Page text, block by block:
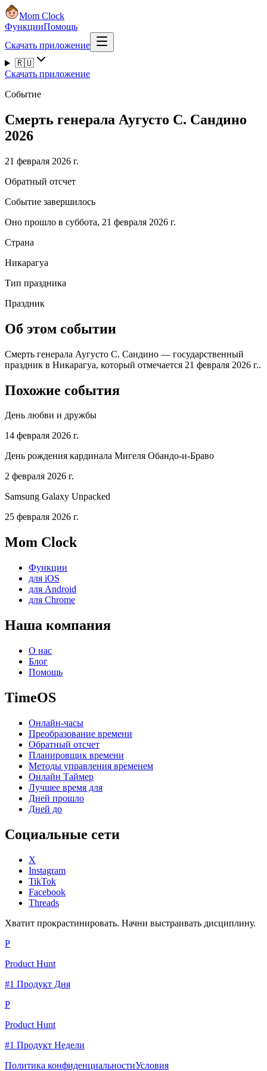
Mom Clock
ФункцииПомощь
Скачать приложение
🇷🇺
Скачать приложение
Событие
Смерть генерала Аугусто С. Сандино
2026
21 февраля 2026 г.
Обратный отсчет
Событие завершилось
Оно прошло в суббота, 21 февраля 2026 г.
Страна
Никарагуа
Тип праздника
Праздник
Об этом событии
Смерть генерала Аугусто С. Сандино — государственный
праздник в Никарагуа, который отмечается 21 февраля 2026 г..
Похожие события
День любви и дружбы
14 февраля 2026 г.
День рождения кардинала Мигеля Обандо-и-Браво
2 февраля 2026 г.
Samsung Galaxy Unpacked
25 февраля 2026 г.
Mom Clock
Функции
для iOS
для Android
для Chrome
Наша компания
О нас
Блог
Помощь
TimeOS
Онлайн-часы
Преобразование времени
Обратный отсчет
Планировщик времени
Методы управления временем
Онлайн Таймер
Лучшее время для
Дней прошло
Дней до
Социальные сети
X
Instagram
TikTok
Facebook
Threads
Хватит прокрастинировать. Начни выстраивать дисциплину.
P
Product Hunt
#1 Продукт Дня
P
Product Hunt
#1 Продукт Недели
Политика конфиденциальностиУсловия